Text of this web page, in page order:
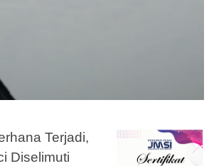
Terjadi,
Diselimuti